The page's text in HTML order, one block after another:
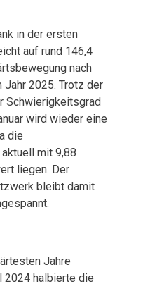
in der ersten
auf rund 146,4
nach
2025. Trotz der
Schwierigkeitsgrad
wird wieder eine
die
mit 9,88
liegen. Der
bleibt damit
Jahre
2024 halbierte die